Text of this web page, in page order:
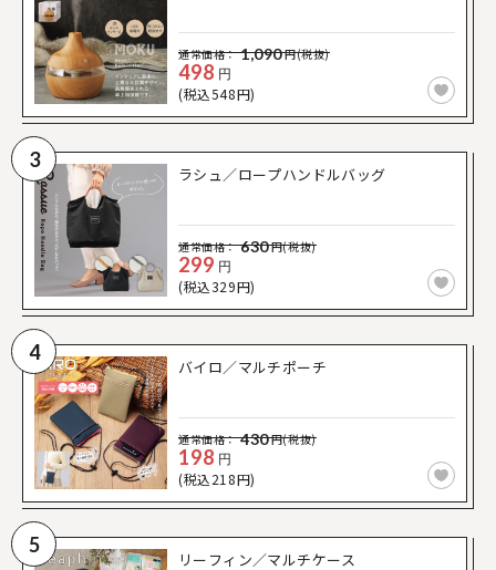
通常価格： 1,090円(税抜)
498 円
(税込548円)
3
ラシュ／ロープハンドルバッグ
通常価格： 630円(税抜)
299 円
(税込329円)
4
バイロ／マルチポーチ
通常価格： 430円(税抜)
198 円
(税込218円)
5
リーフィン／マルチケース